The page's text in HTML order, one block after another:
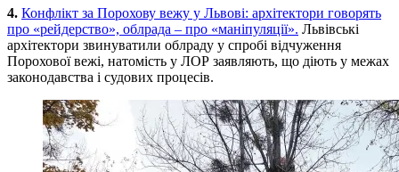
4. Конфлікт за Порохову вежу у Львові: архітектори говорять
про «рейдерство», облрада – про «маніпуляції». Львівські
архітектори звинуватили облраду у спробі відчуження
Порохової вежі, натомість у ЛОР заявляють, що діють у межах
законодавства і судових процесів.